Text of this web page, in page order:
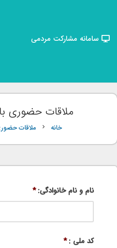
سامانه مشارکت مردمی
ملاقات حضوری
خانه chevron_right ملاقات
نام و نام خانوادگی: *
کد ملی : *